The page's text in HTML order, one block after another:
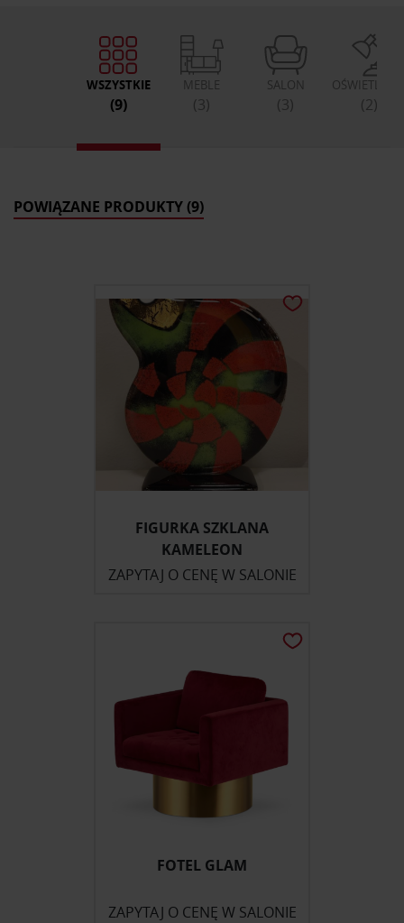
WSZYSTKIE
(9)
MEBLE
(3)
SALON
(3) (2)
POWIĄZANE PRODUKTY (9)
FIGURKA SZKLANA
KAMELEON
ZAPYTAJ O CENĘ W SALONIE
FOTEL GLAM
ZAPYTAJ O CENĘ W SALONIE